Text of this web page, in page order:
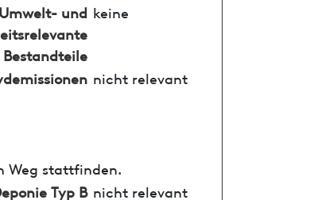
Umwelt- und
Bestandteile
keine
nicht relevant
Weg stattfinden.
Typ B nicht relevant